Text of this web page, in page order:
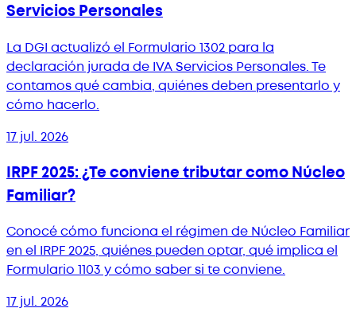
Servicios Personales
La DGI actualizó el Formulario 1302 para la
declaración jurada de IVA Servicios Personales. Te
contamos qué cambia, quiénes deben presentarlo y
cómo hacerlo.
17 jul. 2026
IRPF 2025: ¿Te conviene tributar como Núcleo
Familiar?
Conocé cómo funciona el régimen de Núcleo Familiar
en el IRPF 2025, quiénes pueden optar, qué implica el
Formulario 1103 y cómo saber si te conviene.
17 jul. 2026